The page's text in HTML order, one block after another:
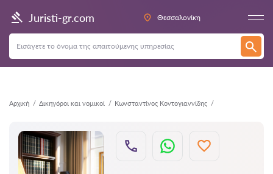
Juristi-gr.com Θεσσαλονίκη
Αρχική Δικηγόροι και νομικοί Κωνσταντίνος Κοντογιαννίδης
Πίσω